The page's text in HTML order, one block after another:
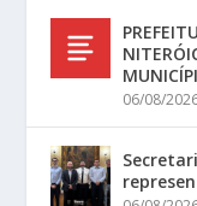
06/08/